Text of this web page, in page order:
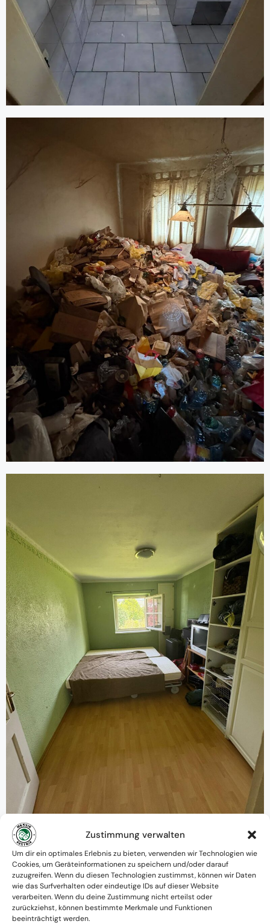
Zustimmung verwalten
Um dir ein optimales Erlebnis zu bieten, verwenden wir Technologien wie
Cookies, um Geräteinformationen zu speichern und/oder darauf
zuzugreifen. Wenn du diesen Technologien zustimmst, können wir Daten
wie das Surfverhalten oder eindeutige IDs auf dieser Website
verarbeiten. Wenn du deine Zustimmung nicht erteilst oder
zurückziehst, können bestimmte Merkmale und Funktionen
beeinträchtigt werden.
Warum MessieAustria ?
Ein Team mit psychologischem
Verständnis und praktischem Know-how
Verfügbarkeit: Österreichweit